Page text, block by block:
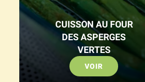
CUISSON AU FOUR
DES ASPERGES
VERTES
VOIR